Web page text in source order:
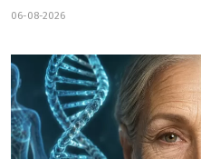
06-08-2026